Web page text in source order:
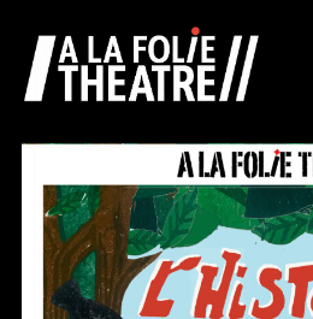
A La Folie Théâtre